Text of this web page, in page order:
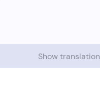
Show translation